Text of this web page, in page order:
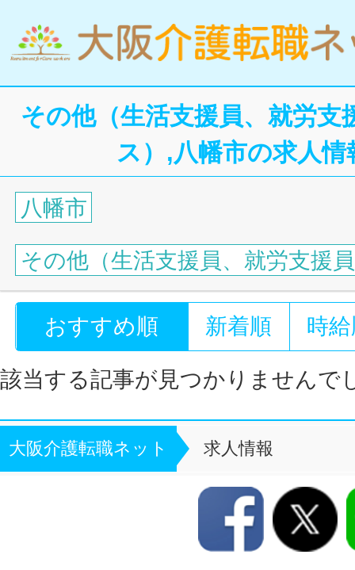
その他（生活支援員、就労支
ス）,八幡市の求人情
八幡市
その他（生活支援員、就労支援
おすすめ順 新着順 時
該当する記事が見つかりませんで
大阪介護転職ネット 求人情報